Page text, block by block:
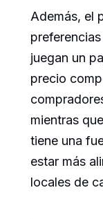
Además, el
juegan un
precio
mientras
tiene una
estar más
locales de